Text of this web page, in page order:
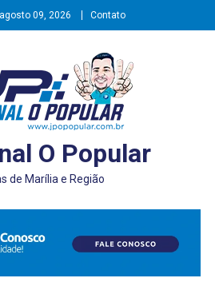
09, 2026 Contato
O Popular
de Marília e Região